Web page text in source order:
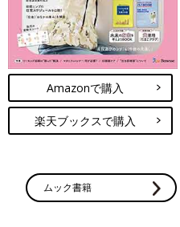
10年来のソトス症候群のお友だちと一緒
――河本さんから見て、赤ちゃ
がでしたか？
河本 気になることはいろいろ
股関節が外側に開き、M字型で
をクロスしていたんです。何か
Amazonで購入
楽天ブックスで購入
ムック書籍